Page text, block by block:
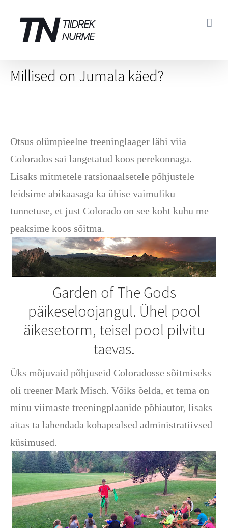
content
Millised on Jumala käed?
Otsus olümpieelne treeninglaager läbi viia
Colorados sai langetatud koos perekonnaga.
Lisaks mitmetele ratsionaalsetele põhjustele
leidsime abikaasaga ka ühise vaimuliku
tunnetuse, et just Colorado on see koht kuhu me
peaksime koos sõitma.
Garden of The Gods
päikeseloojangul. Ühel pool
äikesetorm, teisel pool pilvitu
taevas.
Üks mõjuvaid põhjuseid Coloradosse sõitmiseks
oli treener Mark Misch. Võiks õelda, et tema on
minu viimaste treeningplaanide põhiautor, lisaks
aitas ta lahendada kohapealsed administratiivsed
küsimused.